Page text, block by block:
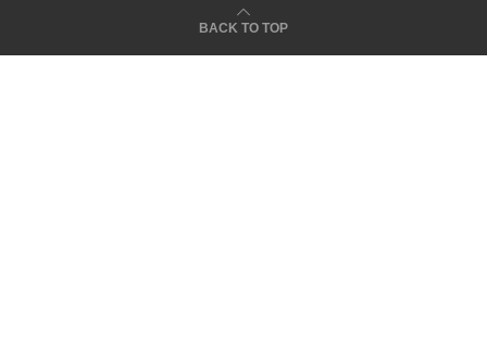
BACK TO TOP